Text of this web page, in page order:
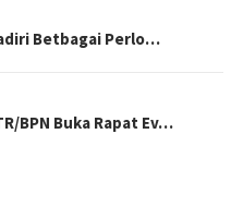
Betbagai Perlo…
BPN Buka Rapat Ev…